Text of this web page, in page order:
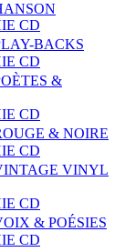
CD
BACKS
CD
&
CD
& NOIRE
CD
VINYL
CD
& POÉSIES
CD